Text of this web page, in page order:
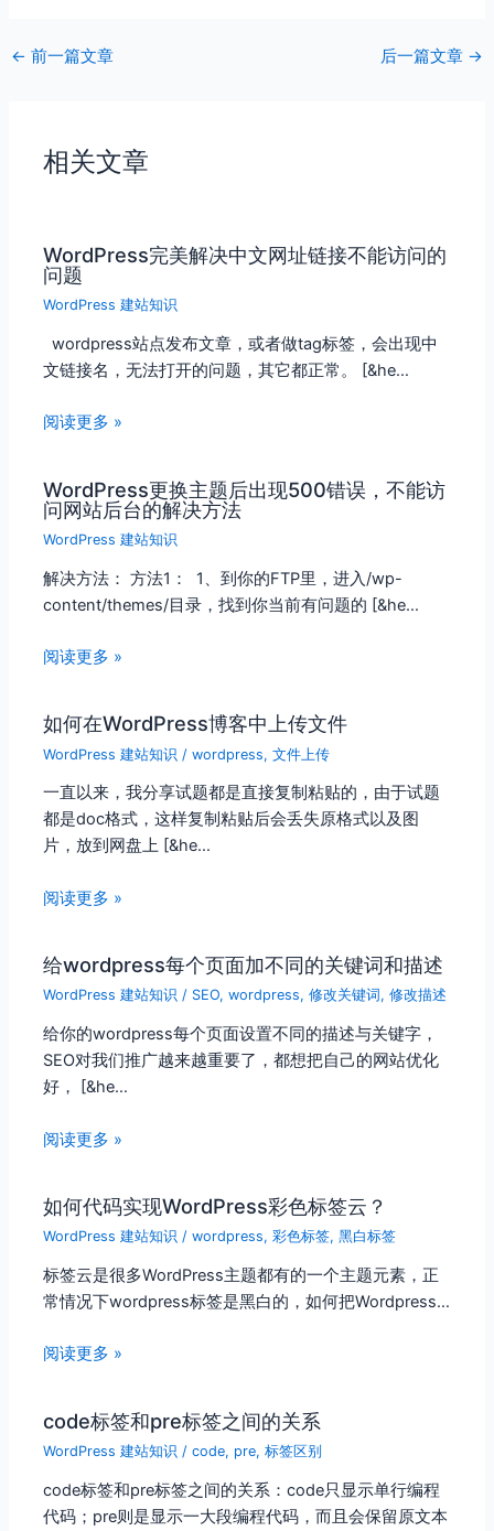
← 前一篇文章 后一篇文章 →
相关文章
WordPress完美解决中文网址链接不能访问的
问题
WordPress 建站知识
wordpress站点发布文章，或者做tag标签，会出现中
文链接名，无法打开的问题，其它都正常。 [&he…
阅读更多 »
WordPress更换主题后出现500错误，不能访
问网站后台的解决方法
WordPress 建站知识
解决方法： 方法1： 1、到你的FTP里，进入/wp-
content/themes/目录，找到你当前有问题的 [&he…
阅读更多 »
如何在WordPress博客中上传文件
WordPress 建站知识 /wordpress,文件上传
一直以来，我分享试题都是直接复制粘贴的，由于试题
都是doc格式，这样复制粘贴后会丢失原格式以及图
片，放到网盘上 [&he…
阅读更多 »
给wordpress每个页面加不同的关键词和描述
WordPress 建站知识 / SEO,wordpress,修改关键词 ,修改描述
给你的wordpress每个页面设置不同的描述与关键字，
SEO对我们推广越来越重要了，都想把自己的网站优化
好， [&he…
阅读更多 »
如何代码实现WordPress彩色标签云？
WordPress 建站知识 /wordpress,彩色标签,黑白标签
标签云是很多WordPress主题都有的一个主题元素，正
常情况下wordpress标签是黑白的，如何把Wordpress…
阅读更多 »
code标签和pre标签之间的关系
WordPress 建站知识 /code, pre,标签区别
code标签和pre标签之间的关系：code只显示单行编程
代码；pre则是显示一大段编程代码，而且会保留原文本